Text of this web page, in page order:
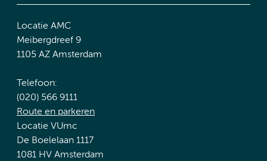
Locatie AMC
Meibergdreef 9
1105 AZ Amsterdam
Telefoon:
(020) 566 9111
Route en parkeren
Locatie VUmc
De Boelelaan 1117
1081 HV Amsterdam